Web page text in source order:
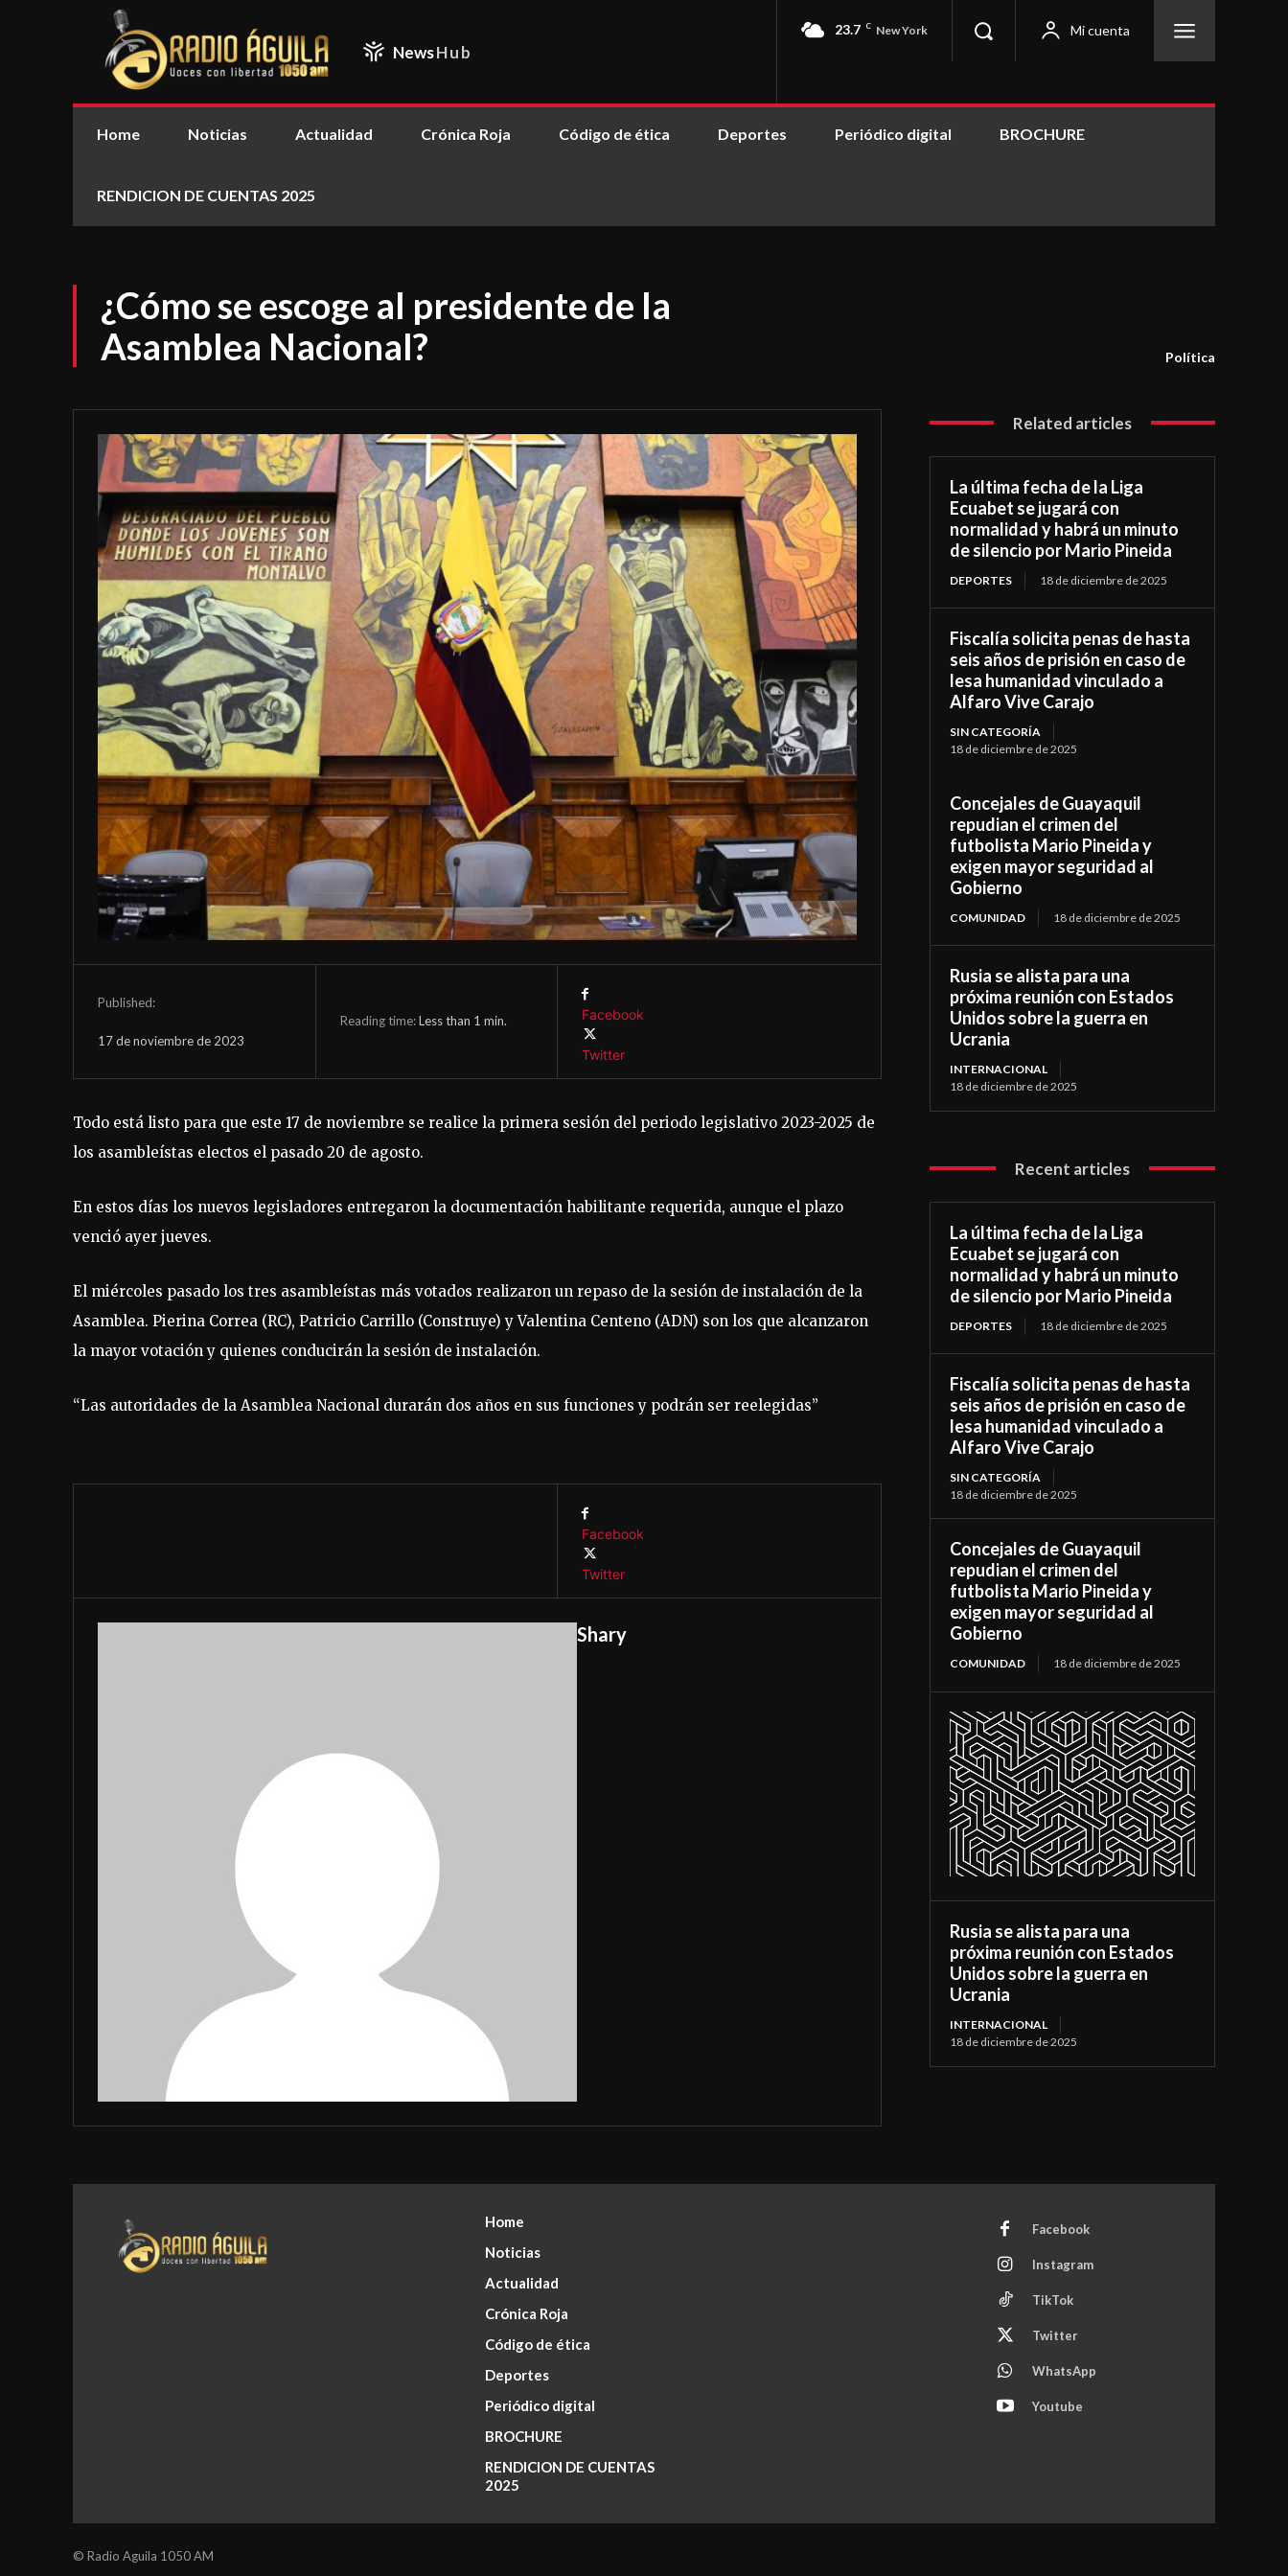
NewsHub
23.7 C New York Mi cuenta
Home Noticias Actualidad Crónica Roja Código de ética Deportes Periódico digital BROCHURE
RENDICION DE CUENTAS 2025
¿Cómo se escoge al presidente de la
Asamblea Nacional?
Política
Published:
17 de noviembre de 2023
Reading time:Less than 1 min. Facebook
Twitter
Todo está listo para que este 17 de noviembre se realice la primera sesión del periodo legislativo 2023-2025 de
los asambleístas electos el pasado 20 de agosto.
En estos días los nuevos legisladores entregaron la documentación habilitante requerida, aunque el plazo
venció ayer jueves.
El miércoles pasado los tres asambleístas más votados realizaron un repaso de la sesión de instalación de la
Asamblea. Pierina Correa (RC), Patricio Carrillo (Construye) y Valentina Centeno (ADN) son los que alcanzaron
la mayor votación y quienes conducirán la sesión de instalación.
“Las autoridades de la Asamblea Nacional durarán dos años en sus funciones y podrán ser reelegidas”
Facebook
Twitter
Shary
Related articles
La última fecha de la Liga
Ecuabet se jugará con
normalidad y habrá un minuto
de silencio por Mario Pineida
DEPORTES 18 de diciembre de 2025
Fiscalía solicita penas de hasta
seis años de prisión en caso de
lesa humanidad vinculado a
Alfaro Vive Carajo
SIN CATEGORÍA
18 de diciembre de 2025
Concejales de Guayaquil
repudian el crimen del
futbolista Mario Pineida y
exigen mayor seguridad al
Gobierno
COMUNIDAD 18 de diciembre de 2025
Rusia se alista para una
próxima reunión con Estados
Unidos sobre la guerra en
Ucrania
INTERNACIONAL
18 de diciembre de 2025
Recent articles
La última fecha de la Liga
Ecuabet se jugará con
normalidad y habrá un minuto
de silencio por Mario Pineida
DEPORTES 18 de diciembre de 2025
Fiscalía solicita penas de hasta
seis años de prisión en caso de
lesa humanidad vinculado a
Alfaro Vive Carajo
SIN CATEGORÍA
18 de diciembre de 2025
Concejales de Guayaquil
repudian el crimen del
futbolista Mario Pineida y
exigen mayor seguridad al
Gobierno
COMUNIDAD 18 de diciembre de 2025
Rusia se alista para una
próxima reunión con Estados
Unidos sobre la guerra en
Ucrania
INTERNACIONAL
18 de diciembre de 2025
Home
Noticias
Actualidad
Crónica Roja
Código de ética
Deportes
Periódico digital
BROCHURE
RENDICION DE CUENTAS
2025
Facebook
Instagram
TikTok
Twitter
WhatsApp
Youtube
© Radio Aguila 1050 AM